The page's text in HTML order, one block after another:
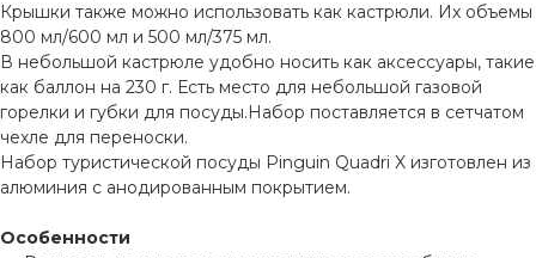
Крышки также можно использовать как кастрюли. Их объемы
800 мл/600 мл и 500 мл/375 мл.
В небольшой кастрюле удобно носить как аксессуары, такие
как баллон на 230 г. Есть место для небольшой газовой
горелки и губки для посуды.Набор поставляется в сетчатом
чехле для переноски.
Набор туристической посуды Pinguin Quadri X изготовлен из
алюминия с анодированным покрытием.
Особенности